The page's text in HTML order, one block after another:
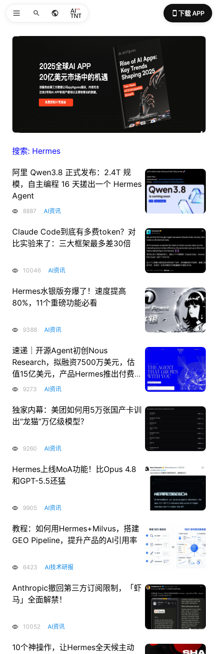
下载 APP
搜索: Hermes
阿里 Qwen3.8 正式发布：2.4T 规
模，自主编程 16 天搓出一个 Hermes
Agent
8887 AI资讯
Claude Code到底有多费token？对
比实验来了：三大框架最多差30倍
10046 AI资讯
Hermes水银版夯爆了！速度提高
80%，11个重磅功能必看
9388 AI资讯
速递｜开源Agent初创Nous
Research，拟融资7500万美元，估
值15亿美元，产品Hermes推出付费
云托管版本
9273 AI资讯
独家内幕：美团如何用5万张国产卡训
出“龙猫”万亿级模型？
9260 AI资讯
Hermes上线MoA功能！比Opus 4.8
和GPT-5.5还猛
9905 AI资讯
教程：如何用Hermes+Milvus，搭建
GEO Pipeline，提升产品的AI引用率
6423 AI技术研报
Anthropic撤回第三方订阅限制，「虾
马」全面解禁！
10052 AI资讯
10个神操作，让Hermes全天候主动